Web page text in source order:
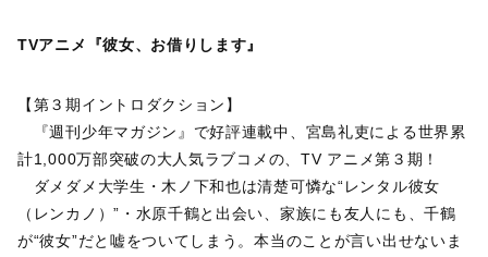
TVアニメ『彼女、お借りします』
【第３期イントロダクション】
『週刊少年マガジン』で好評連載中、宮島礼吏による世界累
計1,000万部突破の大人気ラブコメの、TV アニメ第３期！
ダメダメ大学生・木ノ下和也は清楚可憐な“レンタル彼女
（レンカノ）”・水原千鶴と出会い、家族にも友人にも、千鶴
が“彼女”だと嘘をついてしまう。本当のことが言い出せないま